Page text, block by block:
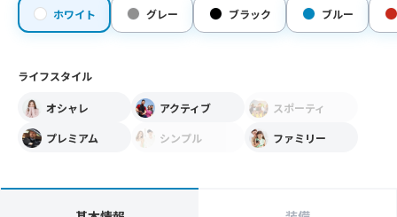
ホワイト グレー ブラック ブルー
ライフスタイル
オシャレ アクティブ
スポーティ
プレミアム
シンプル ファミリー